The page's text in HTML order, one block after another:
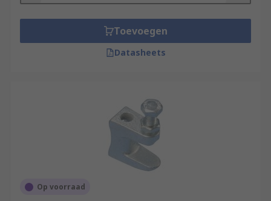
Toevoegen
Datasheets
Op voorraad